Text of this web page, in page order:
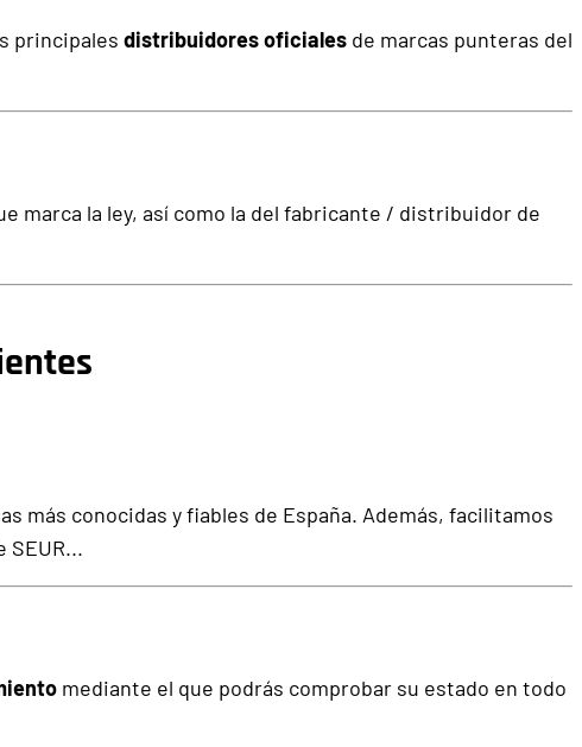
principales distribuidores oficiales de marcas punteras del
marca la ley, así como la del fabricante / distribuidor de
más conocidas y fiables de España. Además, facilitamos
mediante el que podrás comprobar su estado en todo